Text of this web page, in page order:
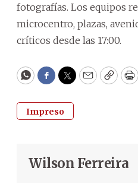
fotografías. Los equipos
microcentro, plazas,
críticos desde las 17:00.
WhatsApp
Facebook
Twitter
EmailCopy
Impreso
Wilson Ferreira